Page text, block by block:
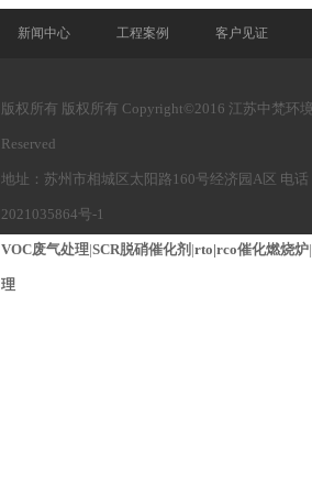
新闻中心 工程案例 客户见证
版权所有 版权所有 Copyright©2016 江苏中梵环
Reserved
地址：苏州市相城区太阳路160号经济园A区 电
2021035864号-1
VOC废气处理 SCR脱硝催化剂 rto|rco催化燃烧炉
理